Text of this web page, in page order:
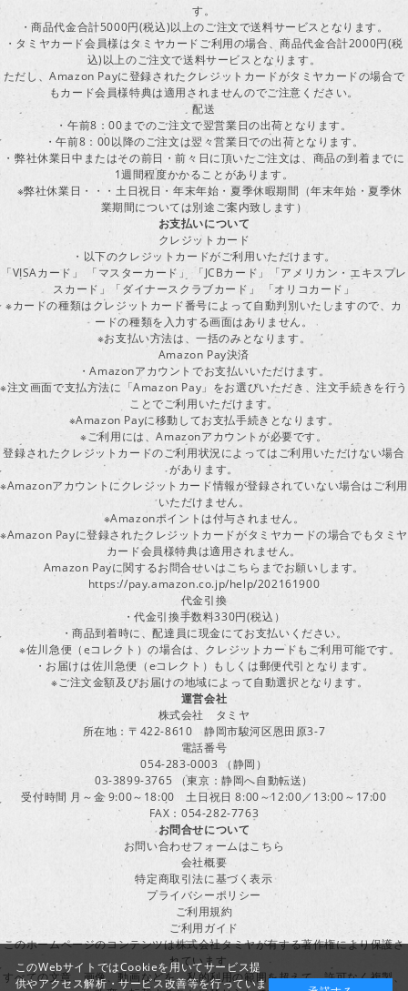
す。
・商品代金合計5000円(税込)以上のご注文で送料サービスとなります。
・タミヤカード会員様はタミヤカードご利用の場合、商品代金合計2000円(税
込)以上のご注文で送料サービスとなります。
ただし、Amazon Payに登録されたクレジットカードがタミヤカードの場合で
もカード会員様特典は適用されませんのでご注意ください。
配送
・午前8：00までのご注文で翌営業日の出荷となります。
・午前8：00以降のご注文は翌々営業日での出荷となります。
・弊社休業日中またはその前日・前々日に頂いたご注文は、商品の到着までに
1週間程度かかることがあります。
※弊社休業日・・・土日祝日・年末年始・夏季休暇期間（年末年始・夏季休
業期間については別途ご案内致します）
お支払いについて
クレジットカード
・以下のクレジットカードがご利用いただけます。
「VISAカード」 「マスターカード」 「JCBカード」「アメリカン・エキスプレ
スカード」「ダイナースクラブカード」 「オリコカード」
※カードの種類はクレジットカード番号によって自動判別いたしますので、カ
ードの種類を入力する画面はありません。
※お支払い方法は、一括のみとなります。
Amazon Pay決済
・Amazonアカウントでお支払いいただけます。
※注文画面で支払方法に「Amazon Pay」をお選びいただき、注文手続きを行う
ことでご利用いただけます。
※Amazon Payに移動してお支払手続きとなります。
※ご利用には、Amazonアカウントが必要です。
登録されたクレジットカードのご利用状況によってはご利用いただけない場合
があります。
※Amazonアカウントにクレジットカード情報が登録されていない場合はご利用
いただけません。
※Amazonポイントは付与されません。
※Amazon Payに登録されたクレジットカードがタミヤカードの場合でもタミヤ
カード会員様特典は適用されません。
Amazon Payに関するお問合せいはこちらまでお願いします。
https://pay.amazon.co.jp/help/202161900
代金引換
・代金引換手数料330円(税込）
・商品到着時に、配達員に現金にてお支払いください。
※佐川急便（eコレクト）の場合は、クレジットカードもご利用可能です。
・お届けは佐川急便（eコレクト）もしくは郵便代引となります。
※ご注文金額及びお届けの地域によって自動選択となります。
運営会社
株式会社 タミヤ
所在地：〒422-8610 静岡市駿河区恩田原3-7
電話番号
054-283-0003 （静岡）
03-3899-3765 （東京：静岡へ自動転送）
受付時間 月～金 9:00～18:00 土日祝日 8:00～12:00／13:00～17:00
FAX：054-282-7763
お問合せについて
お問い合わせフォームはこちら
会社概要
特定商取引法に基づく表示
プライバシーポリシー
ご利用規約
ご利用ガイド
このホームページのコンテンツは株式会社タミヤが有する著作権により保護さ
れています。
すべての文章、画像、動画などを、私的利用の範囲を超えて、許可なく複製、
このWebサイトではCookieを用いてサービス提
供やアクセス解析・サービス改善等を行っていま